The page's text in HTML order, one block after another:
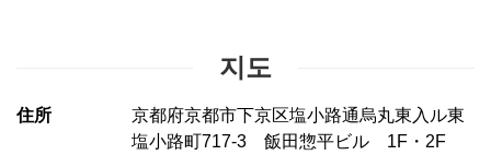
지도
住所
京都府京都市下京区塩小路通烏丸東入ル東
塩小路町717-3 飯田惣平ビル 1F・2F